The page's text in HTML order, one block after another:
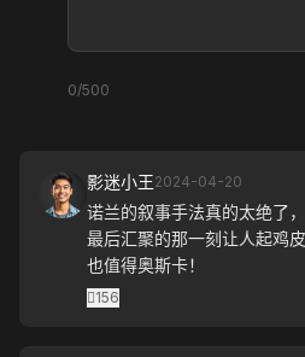
0/500
影迷小王2024-04-20
诺兰的叙事手法真的太绝了
最后汇聚的那一刻让人起鸡
也值得奥斯卡！
156